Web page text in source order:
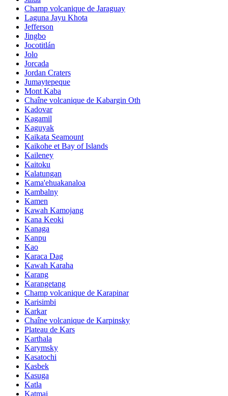
Champ volcanique de Jaraguay
Laguna Jayu Khota
Jefferson
Jingbo
Jocotitlán
Jolo
Jorcada
Jordan Craters
Jumaytepeque
Mont Kaba
Chaîne volcanique de Kabargin Oth
Kadovar
Kagamil
Kaguyak
Kaikata Seamount
Kaikohe et Bay of Islands
Kaileney
Kaitoku
Kalatungan
Kama'ehuakanaloa
Kambalny
Kamen
Kawah Kamojang
Kana Keoki
Kanaga
Kanpu
Kao
Karaca Dag
Kawah Karaha
Karang
Karangetang
Champ volcanique de Karapinar
Karisimbi
Karkar
Chaîne volcanique de Karpinsky
Plateau de Kars
Karthala
Karymsky
Kasatochi
Kasbek
Kasuga
Katla
Katmai